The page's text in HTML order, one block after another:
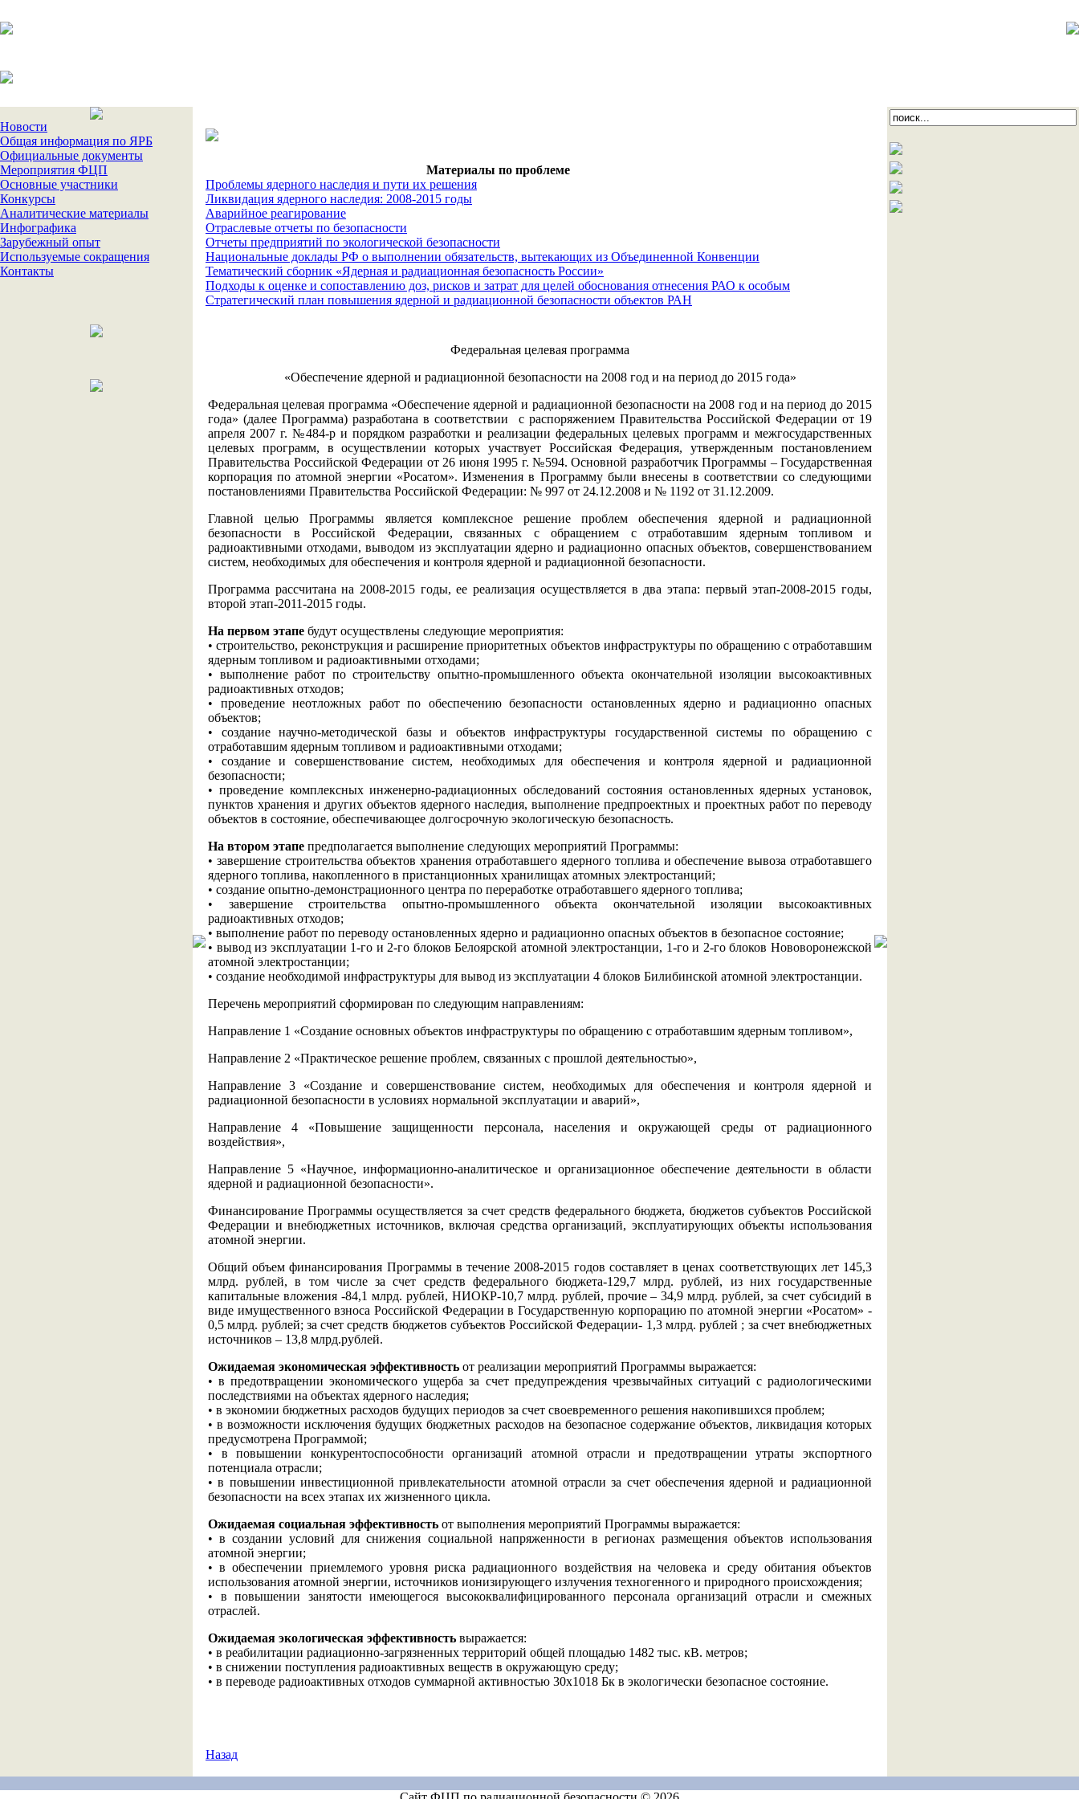
Новости
Общая информация по ЯРБ
Официальные документы
Мероприятия ФЦП
Основные участники
Конкурсы
Аналитические материалы
Инфографика
Зарубежный опыт
Используемые сокращения
Контакты
Материалы по проблеме
Проблемы ядерного наследия и пути их решения
Ликвидация ядерного наследия: 2008-2015 годы
Аварийное реагирование
Отраслевые отчеты по безопасности
Отчеты предприятий по экологической безопасности
Национальные доклады РФ о выполнении обязательств, вытекающих из Объединенной Конвенции
Тематический сборник «Ядерная и радиационная безопасность России»
Подходы к оценке и сопоставлению доз, рисков и затрат для целей обоснования отнесения РАО к особым
Стратегический план повышения ядерной и радиационной безопасности объектов РАН
Федеральная целевая программа
«Обеспечение ядерной и радиационной безопасности на 2008 год и на период до 2015 года»
Федеральная целевая программа «Обеспечение ядерной и радиационной безопасности на 2008 год и на период до 2015
года» (далее Программа) разработана в соответствии с распоряжением Правительства Российской Федерации от 19
апреля 2007 г. №484-р и порядком разработки и реализации федеральных целевых программ и межгосударственных
целевых программ, в осуществлении которых участвует Российская Федерация, утвержденным постановлением
Правительства Российской Федерации от 26 июня 1995 г. №594. Основной разработчик Программы – Государственная
корпорация по атомной энергии «Росатом». Изменения в Программу были внесены в соответствии со следующими
постановлениями Правительства Российской Федерации: № 997 от 24.12.2008 и № 1192 от 31.12.2009.
Главной целью Программы является комплексное решение проблем обеспечения ядерной и радиационной
безопасности в Российской Федерации, связанных с обращением с отработавшим ядерным топливом и
радиоактивными отходами, выводом из эксплуатации ядерно и радиационно опасных объектов, совершенствованием
систем, необходимых для обеспечения и контроля ядерной и радиационной безопасности.
Программа рассчитана на 2008-2015 годы, ее реализация осуществляется в два этапа: первый этап-2008-2015 годы,
второй этап-2011-2015 годы.
На первом этапе будут осуществлены следующие мероприятия:
• строительство, реконструкция и расширение приоритетных объектов инфраструктуры по обращению с отработавшим
ядерным топливом и радиоактивными отходами;
• выполнение работ по строительству опытно-промышленного объекта окончательной изоляции высокоактивных
радиоактивных отходов;
• проведение неотложных работ по обеспечению безопасности остановленных ядерно и радиационно опасных
объектов;
• создание научно-методической базы и объектов инфраструктуры государственной системы по обращению с
отработавшим ядерным топливом и радиоактивными отходами;
• создание и совершенствование систем, необходимых для обеспечения и контроля ядерной и радиационной
безопасности;
• проведение комплексных инженерно-радиационных обследований состояния остановленных ядерных установок,
пунктов хранения и других объектов ядерного наследия, выполнение предпроектных и проектных работ по переводу
объектов в состояние, обеспечивающее долгосрочную экологическую безопасность.
На втором этапе предполагается выполнение следующих мероприятий Программы:
• завершение строительства объектов хранения отработавшего ядерного топлива и обеспечение вывоза отработавшего
ядерного топлива, накопленного в пристанционных хранилищах атомных электростанций;
• создание опытно-демонстрационного центра по переработке отработавшего ядерного топлива;
• завершение строительства опытно-промышленного объекта окончательной изоляции высокоактивных
радиоактивных отходов;
• выполнение работ по переводу остановленных ядерно и радиационно опасных объектов в безопасное состояние;
• вывод из эксплуатации 1-го и 2-го блоков Белоярской атомной электростанции, 1-го и 2-го блоков Нововоронежской
атомной электростанции;
• создание необходимой инфраструктуры для вывод из эксплуатации 4 блоков Билибинской атомной электростанции.
Перечень мероприятий сформирован по следующим направлениям:
Направление 1 «Создание основных объектов инфраструктуры по обращению с отработавшим ядерным топливом»,
Направление 2 «Практическое решение проблем, связанных с прошлой деятельностью»,
Направление 3 «Создание и совершенствование систем, необходимых для обеспечения и контроля ядерной и
радиационной безопасности в условиях нормальной эксплуатации и аварий»,
Направление 4 «Повышение защищенности персонала, населения и окружающей среды от радиационного
воздействия»,
Направление 5 «Научное, информационно-аналитическое и организационное обеспечение деятельности в области
ядерной и радиационной безопасности».
Финансирование Программы осуществляется за счет средств федерального бюджета, бюджетов субъектов Российской
Федерации и внебюджетных источников, включая средства организаций, эксплуатирующих объекты использования
атомной энергии.
Общий объем финансирования Программы в течение 2008-2015 годов составляет в ценах соответствующих лет 145,3
млрд. рублей, в том числе за счет средств федерального бюджета-129,7 млрд. рублей, из них государственные
капитальные вложения -84,1 млрд. рублей, НИОКР-10,7 млрд. рублей, прочие – 34,9 млрд. рублей, за счет субсидий в
виде имущественного взноса Российской Федерации в Государственную корпорацию по атомной энергии «Росатом» -
0,5 млрд. рублей; за счет средств бюджетов субъектов Российской Федерации- 1,3 млрд. рублей ; за счет внебюджетных
источников – 13,8 млрд.рублей.
Ожидаемая экономическая эффективность от реализации мероприятий Программы выражается:
• в предотвращении экономического ущерба за счет предупреждения чрезвычайных ситуаций с радиологическими
последствиями на объектах ядерного наследия;
• в экономии бюджетных расходов будущих периодов за счет своевременного решения накопившихся проблем;
• в возможности исключения будущих бюджетных расходов на безопасное содержание объектов, ликвидация которых
предусмотрена Программой;
• в повышении конкурентоспособности организаций атомной отрасли и предотвращении утраты экспортного
потенциала отрасли;
• в повышении инвестиционной привлекательности атомной отрасли за счет обеспечения ядерной и радиационной
безопасности на всех этапах их жизненного цикла.
Ожидаемая социальная эффективность от выполнения мероприятий Программы выражается:
• в создании условий для снижения социальной напряженности в регионах размещения объектов использования
атомной энергии;
• в обеспечении приемлемого уровня риска радиационного воздействия на человека и среду обитания объектов
использования атомной энергии, источников ионизирующего излучения техногенного и природного происхождения;
• в повышении занятости имеющегося высококвалифицированного персонала организаций отрасли и смежных
отраслей.
Ожидаемая экологическая эффективность выражается:
• в реабилитации радиационно-загрязненных территорий общей площадью 1482 тыс. кВ. метров;
• в снижении поступления радиоактивных веществ в окружающую среду;
• в переводе радиоактивных отходов суммарной активностью 30х1018 Бк в экологически безопасное состояние.
Назад